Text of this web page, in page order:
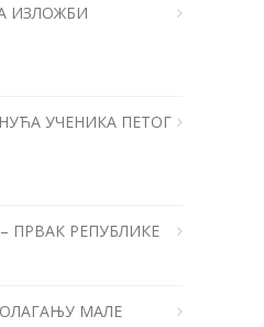
ИЗЛОЖБИ
УЧЕНИКА ПЕТОГ
ПРВАК РЕПУБЛИКЕ
МАЛЕ